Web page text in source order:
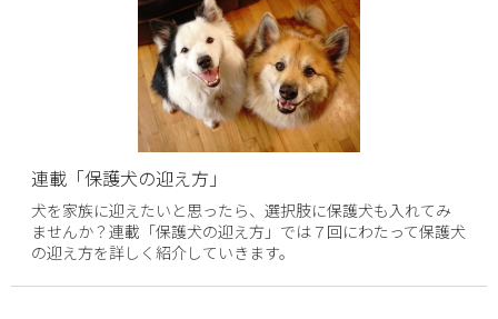
連載「保護犬の迎え方」
犬を家族に迎えたいと思ったら、選択肢に保護犬も入れてみ
ませんか？連載「保護犬の迎え方」では７回にわたって保護犬
の迎え方を詳しく紹介していきます。